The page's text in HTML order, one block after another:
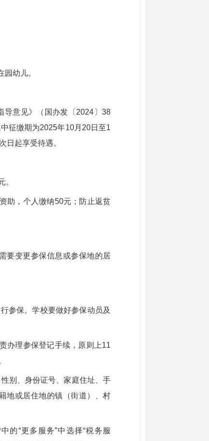
幼儿。
导意见》（国办发〔2024〕38
征缴期为2025年10月20日至1
日起享受待遇。
。
助，个人缴纳50元；防止返贫
要变更参保信息或参保地的居
参保。学校要做好参保动员及
办理参保登记手续，原则上11
别、身份证号、家庭住址、手
地或居住地的镇（街道）、村
的“更多服务”中选择“税务服